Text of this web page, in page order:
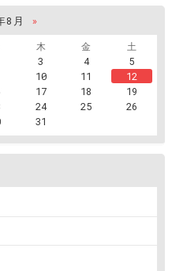
8月
»
木 金
土
3 4
5
10 11
12
17 18
19
24 25
26
31